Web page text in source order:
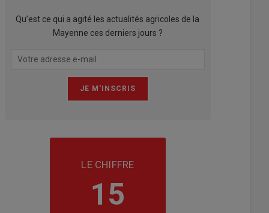
Qu’est ce qui a agité les actualités agricoles de la
Mayenne ces derniers jours ?
LE CHIFFRE
15